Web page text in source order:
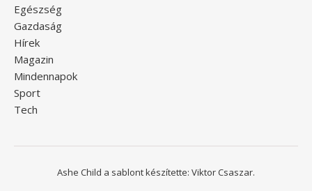
Egészség
Gazdaság
Hírek
Magazin
Mindennapok
Sport
Tech
Ashe Child a sablont készítette: Viktor Csaszar.